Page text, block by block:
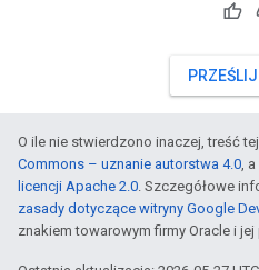
O ile nie stwierdzono inaczej, treść
Commons – uznanie autorstwa 4.0,
licencji Apache 2.0. Szczegółowe
zasady dotyczące witryny Google
znakiem towarowym firmy Oracle i